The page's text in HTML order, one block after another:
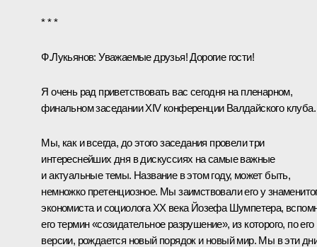
* * *
Ф.Лукьянов: Уважаемые друзья! Дорогие гости!
Я очень рад приветствовать вас сегодня на пленарном,
финальном заседании XIV конференции Валдайского клуба.
Мы, как и всегда, до этого заседания провели три
интереснейших дня в дискуссиях на самые важные
и актуальные темы. Название в этом году, может быть,
немножко претенциозное. Мы заимствовали его у
экономиста и социолога XX века Йозефа Шумпетера,
его термин «созидательное разрушение», из которого, по его
версии, рождается новый порядок и новый мир. Мы в эти